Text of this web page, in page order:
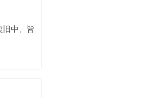
旧中、皆